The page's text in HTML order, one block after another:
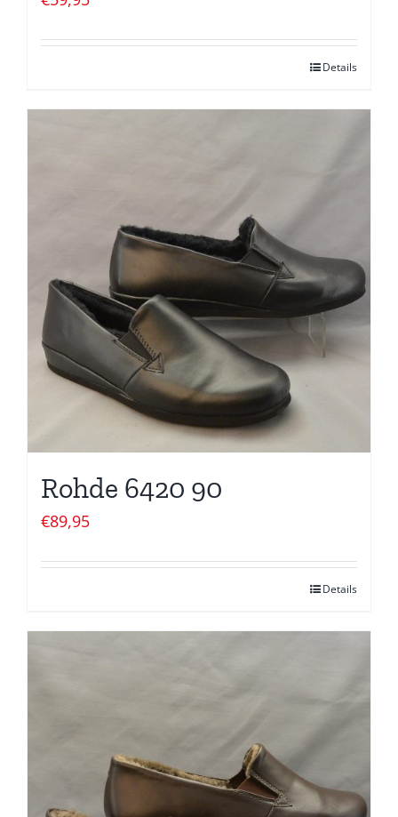
Details
Rohde 6420 90
€89,95
Details